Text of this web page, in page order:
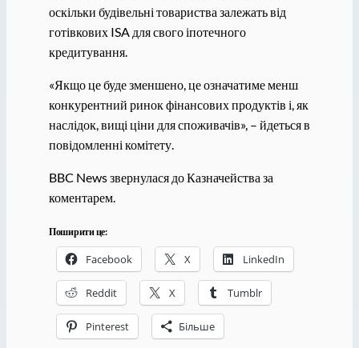
оскільки будівельні товариства залежать від
готівкових ISA для свого іпотечного
кредитування.
«Якщо це буде зменшено, це означатиме менш
конкурентний ринок фінансових продуктів і, як
наслідок, вищі ціни для споживачів», – йдеться в
повідомленні комітету.
BBC News звернулася до Казначейства за
коментарем.
Поширити це:
Facebook X LinkedIn
Reddit X Tumblr
Pinterest Більше